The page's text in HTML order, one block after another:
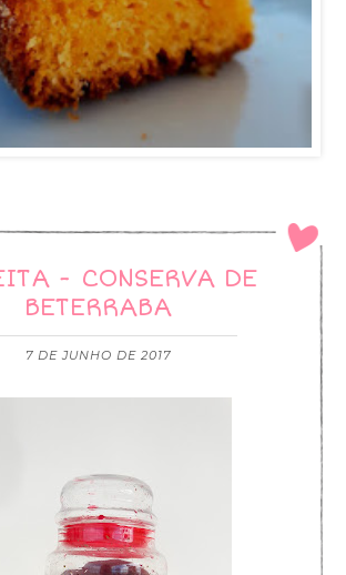
- CONSERVA DE
BETERRABA
7 DE JUNHO DE 2017